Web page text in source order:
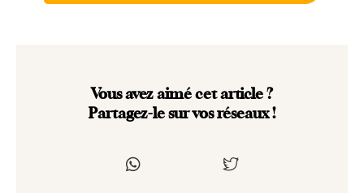
Vous avez aimé cet article ?
Partagez-le sur vos réseaux !